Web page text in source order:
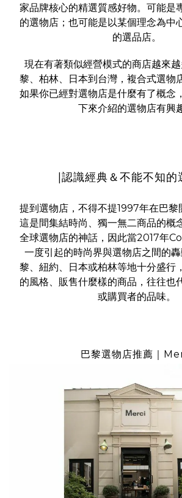
家品牌核心的精選質感好物。可能是
的選物店；也可能是以某個理念為中
的選品店。
現在有著類似經營模式的商店越來
黎、柏林、日本到台灣，複合式選物
如果你已經對選物店是什麼有了概念
下來介紹的選物店有興
|認識經典＆不能不知的
提到選物店，不得不提1997年在巴
這是間集結時尚、獨一無二商品的概
全球選物店的神話，因此當2017年
一度引起的時尚界與選物店之間的轟
黎、紐約、日本或柏林等地十分盛行
的風格、販售什麼樣的商品，往往也
或購買者的品味。
巴黎選物店推薦｜